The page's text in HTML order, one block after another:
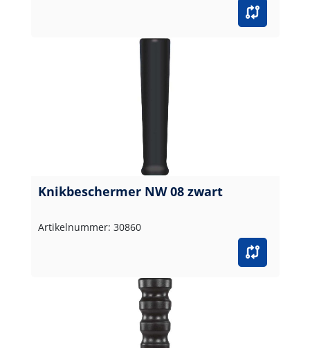
Knikbeschermer NW 08 zwart
Artikelnummer: 30860